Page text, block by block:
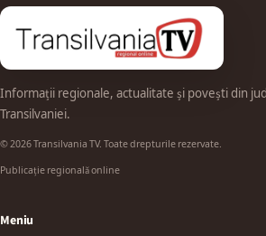
Informații regionale, actualitate și povești din
Transilvaniei.
© 2026 Transilvania TV. Toate drepturile rezervate.
Publicație regională online
Meniu